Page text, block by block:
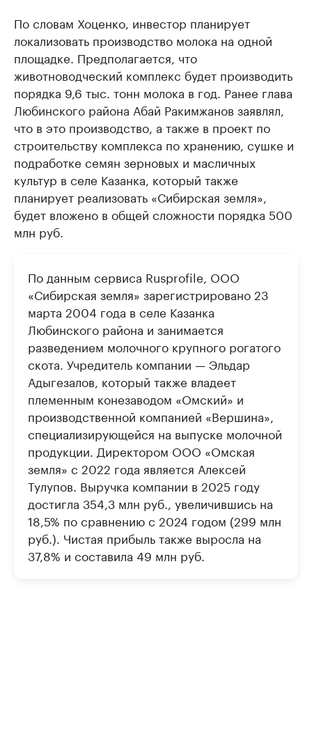
По словам Хоценко, инвестор планирует
локализовать производство молока на одной
площадке. Предполагается, что
животноводческий комплекс будет производить
порядка 9,6 тыс. тонн молока в год. Ранее глава
Любинского района Абай Ракимжанов заявлял,
что в это производство, а также в проект по
строительству комплекса по хранению, сушке и
подработке семян зерновых и масличных
культур в селе Казанка, который также
планирует реализовать «Сибирская земля»,
будет вложено в общей сложности порядка 500
млн руб.
По данным сервиса Rusprofile, ООО
«Сибирская земля» зарегистрировано 23
марта 2004 года в селе Казанка
Любинского района и занимается
разведением молочного крупного рогатого
скота. Учредитель компании — Эльдар
Адыгезалов, который также владеет
племенным конезаводом «Омский» и
производственной компанией «Вершина»,
специализирующейся на выпуске молочной
продукции. Директором ООО «Омская
земля» с 2022 года является Алексей
Тулупов. Выручка компании в 2025 году
достигла 354,3 млн руб., увеличившись на
18,5% по сравнению с 2024 годом (299 млн
руб.). Чистая прибыль также выросла на
37,8% и составила 49 млн руб.